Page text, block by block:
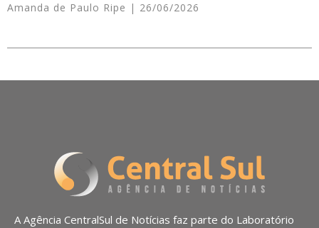
Amanda de Paulo Ripe 26/06/2026
A Agência CentralSul de Notícias faz parte do Laboratório